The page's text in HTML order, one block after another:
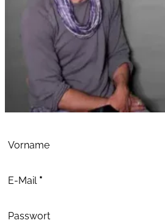
Vorname
E-Mail *
Passwort